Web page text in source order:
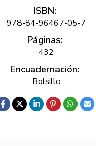
ISBN:
978-84-96467-05-7
Páginas:
432
Encuadernación:
Bolsillo